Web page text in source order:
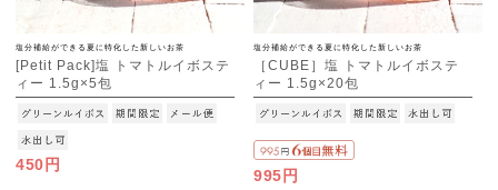
塩分補給ができる夏に特化した新しいお茶
[Petit Pack]塩 トマトルイボステ
ィー 1.5g×5包
[M便 1/10]
450円
塩分補給ができる夏に特化した新しいお茶
［CUBE］塩 トマトルイボステ
ィー 1.5g×20包
995円